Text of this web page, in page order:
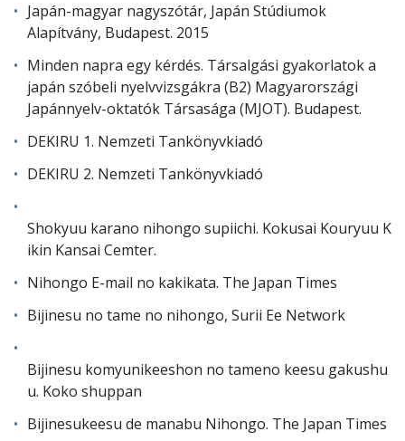
Japán-magyar nagyszótár, Japán Stúdiumok
Alapítvány, Budapest. 2015
Minden napra egy kérdés. Társalgási gyakorlatok a
japán szóbeli nyelvvizsgákra (B2) Magyarországi
Japánnyelv-oktatók Társasága (MJOT). Budapest.
DEKIRU 1. Nemzeti Tankönyvkiadó
DEKIRU 2. Nemzeti Tankönyvkiadó
Shokyuu karano nihongo supiichi. Kokusai Kouryuu K
ikin Kansai Cemter.
Nihongo E-mail no kakikata. The Japan Times
Bijinesu no tame no nihongo, Surii Ee Network
Bijinesu komyunikeeshon no tameno keesu gakushu
u. Koko shuppan
Bijinesukeesu de manabu Nihongo. The Japan Times